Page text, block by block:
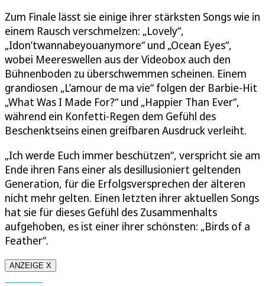
Zum Finale lässt sie einige ihrer stärksten Songs wie in
einem Rausch verschmelzen: „Lovely“,
„Idon’twannabeyouanymore“ und „Ocean Eyes“,
wobei Meereswellen aus der Videobox auch den
Bühnenboden zu überschwemmen scheinen. Einem
grandiosen „L’amour de ma vie“ folgen der Barbie-Hit
„What Was I Made For?“ und „Happier Than Ever“,
während ein Konfetti-Regen dem Gefühl des
Beschenktseins einen greifbaren Ausdruck verleiht.
„Ich werde Euch immer beschützen“, verspricht sie am
Ende ihren Fans einer als desillusioniert geltenden
Generation, für die Erfolgsversprechen der älteren
nicht mehr gelten. Einen letzten ihrer aktuellen Songs
hat sie für dieses Gefühl des Zusammenhalts
aufgehoben, es ist einer ihrer schönsten: „Birds of a
Feather“.
ANZEIGE X